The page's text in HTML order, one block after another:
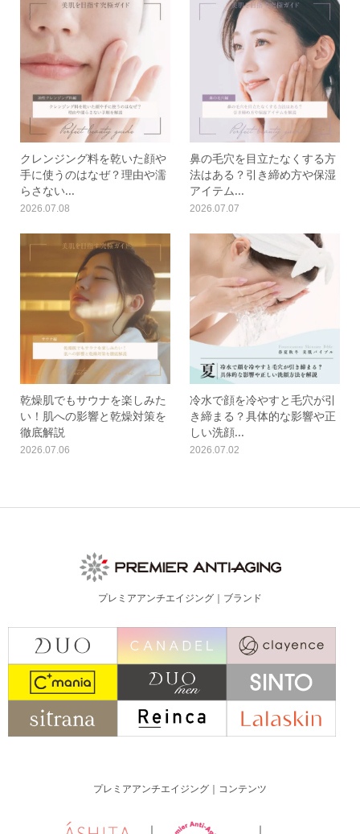
クレンジング料を乾いた顔や
手に使うのはなぜ？理由や濡
らさない...
2026.07.08
鼻の毛穴を目立たなくする方
法はある？引き締め方や保湿
アイテム...
2026.07.07
乾燥肌でもサウナを楽しみた
い！肌への影響と乾燥対策を
徹底解説
2026.07.06
冷水で顔を冷やすと毛穴が引
き締まる？具体的な影響や正
しい洗顔...
2026.07.02
プレミアアンチエイジング｜ブランド
プレミアアンチエイジング｜コンテンツ